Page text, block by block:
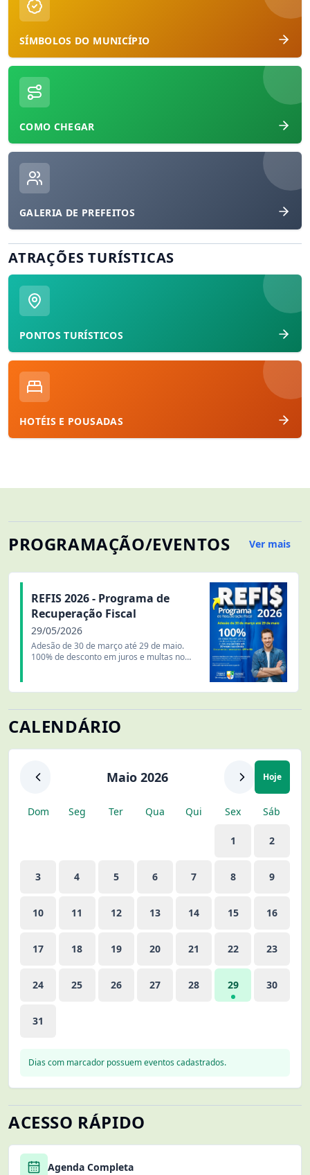
SÍMBOLOS DO MUNICÍPIO
COMO CHEGAR
GALERIA DE PREFEITOS
ATRAÇÕES TURÍSTICAS
PONTOS TURÍSTICOS
HOTÉIS E POUSADAS
PROGRAMAÇÃO/EVENTOS Ver mais
REFIS 2026 - Programa de
Recuperação Fiscal
29/05/2026
Adesão de 30 de março até 29 de maio.
100% de desconto em juros e multas no
CALENDÁRIO
Maio 2026 Hoje
Dom Seg Ter Qua Qui Sex Sáb
1 2
3 4 5 6 7 8 9
10 11 12 13 14 15 16
17 18 19 20 21 22 23
24 25 26 27 28 29 30
31
Dias com marcador possuem eventos cadastrados.
ACESSO RÁPIDO
Agenda Completa